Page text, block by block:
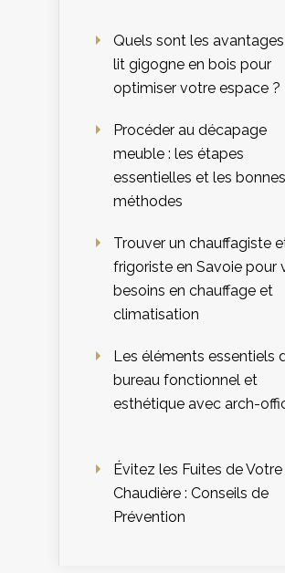
Quels sont les avantages
lit gigogne en bois pour
optimiser votre espace ?
Procéder au décapage
meuble : les étapes
essentielles et les bonnes
méthodes
Trouver un chauffagiste
frigoriste en Savoie pour
besoins en chauffage et
climatisation
Les éléments essentiels
bureau fonctionnel et
esthétique avec arch-
Évitez les Fuites de Votre
Chaudière : Conseils de
Prévention